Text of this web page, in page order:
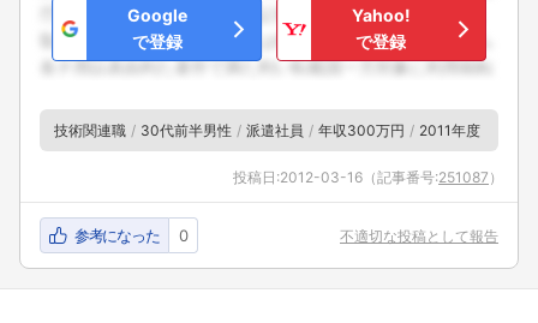
Google
で登録
Yahoo!
で登録
技術関連職 30代前半男性 派遣社員 年収300万円 2011年度
投稿日:2012-03-16 （記事番号:251087 ）
参考になった 0 不適切な投稿として報告